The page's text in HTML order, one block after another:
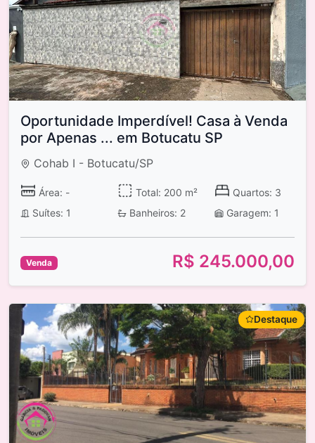
Oportunidade Imperdível! Casa à Venda
por Apenas ... em Botucatu SP
Cohab I - Botucatu/SP
Área: - Total: 200 m²
Quartos: 3
Suítes: 1
Banheiros: 2 Garagem: 1
Venda R$ 245.000,00
Destaque